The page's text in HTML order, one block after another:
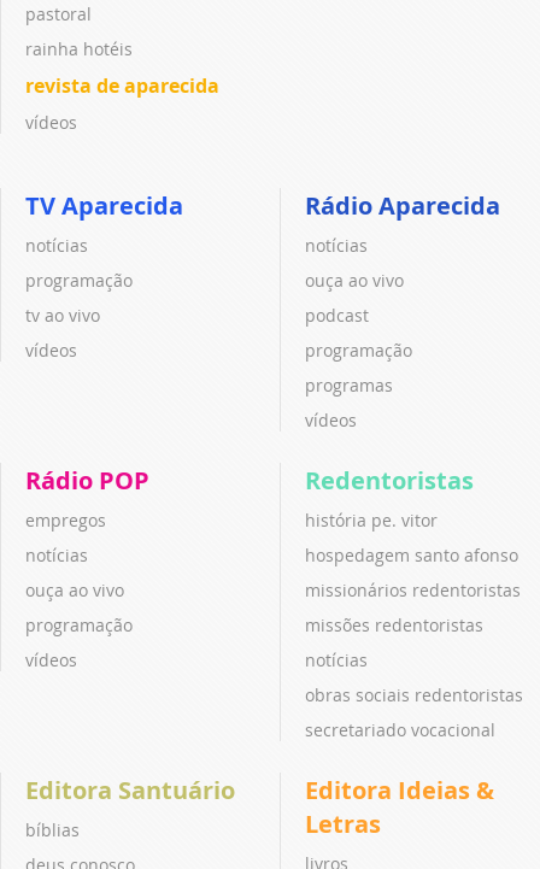
pastoral
rainha hotéis
revista de aparecida
vídeos
TV Aparecida
notícias
programação
tv ao vivo
vídeos
Rádio Aparecida
notícias
ouça ao vivo
podcast
programação
programas
vídeos
Rádio POP
empregos
notícias
ouça ao vivo
programação
vídeos
Redentoristas
história pe. vitor
hospedagem santo afonso
missionários redentoristas
missões redentoristas
notícias
obras sociais redentoristas
secretariado vocacional
Editora Santuário
bíblias
Editora Ideias &
Letras
livros